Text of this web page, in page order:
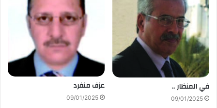
في المنظار ..
09/01/2025
عزف منفرد
09/01/2025